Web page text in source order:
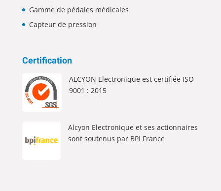
Gamme de pédales médicales
Capteur de pression
Certification
ALCYON Electronique est certifiée ISO
9001 : 2015
Alcyon Electronique et ses actionnaires
sont soutenus par BPI France